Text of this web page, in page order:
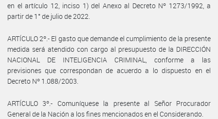
en el artículo 12, inciso 1) del Anexo al Decreto Nº 1273/1992, a
partir de 1° de julio de 2022.
ARTÍCULO 2º.- El gasto que demande el cumplimiento de la presente
medida será atendido con cargo al presupuesto de la DIRECCIÓN
NACIONAL DE INTELIGENCIA CRIMINAL, conforme a las
previsiones que correspondan de acuerdo a lo dispuesto en el
Decreto Nº 1.088/2003.
ARTÍCULO 3º.- Comuníquese la presente al Señor Procurador
General de la Nación a los fines mencionados en el Considerando.